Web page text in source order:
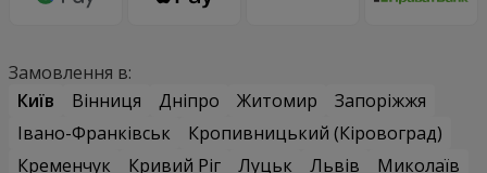
Замовлення в:
Київ
Вінниця Дніпро Житомир
Запоріжжя
Івано-Франківськ
Кропивницький (Кіровоград)
Кременчук
Кривий Ріг Луцьк Львів
Миколаїв